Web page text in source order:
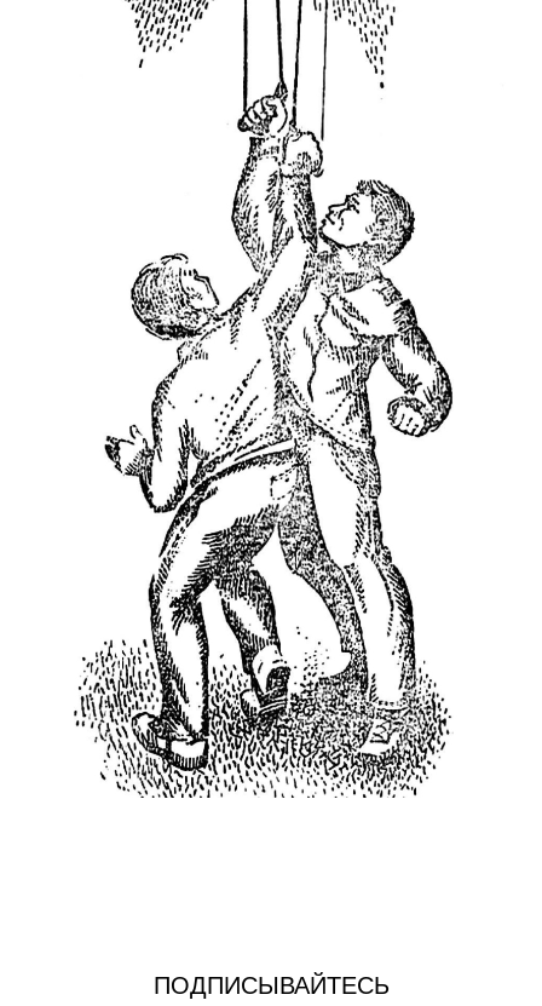
ПОДПИСЫВАЙТЕСЬ